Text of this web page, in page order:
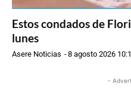
Estos condados de
lunes
Asere Noticias -8 agosto 2026
-